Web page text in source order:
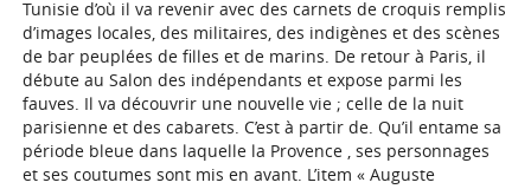
Tunisie d’où il va revenir avec des carnets de croquis remplis
d’images locales, des militaires, des indigènes et des scènes
de bar peuplées de filles et de marins. De retour à Paris, il
débute au Salon des indépendants et expose parmi les
fauves. Il va découvrir une nouvelle vie ; celle de la nuit
parisienne et des cabarets. C’est à partir de. Qu’il entame sa
période bleue dans laquelle la Provence , ses personnages
et ses coutumes sont mis en avant. L’item « Auguste